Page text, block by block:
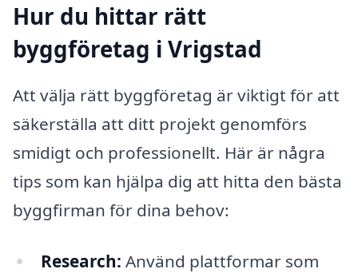
Hur du hittar rätt
byggföretag i Vrigstad
Att välja rätt byggföretag är viktigt för att
säkerställa att ditt projekt genomförs
smidigt och professionellt. Här är några
tips som kan hjälpa dig att hitta den bästa
byggfirman för dina behov:
Research: Använd plattformar som